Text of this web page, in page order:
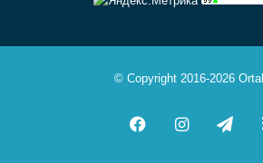
© Copyright 2016-2026
FacebookInstagram